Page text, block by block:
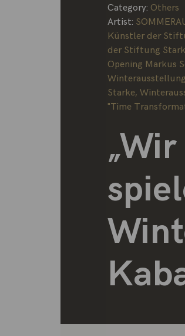
Category: Others
Artist:
Künstler der
der Stiftung
Opening Markus
Starke,
"Time